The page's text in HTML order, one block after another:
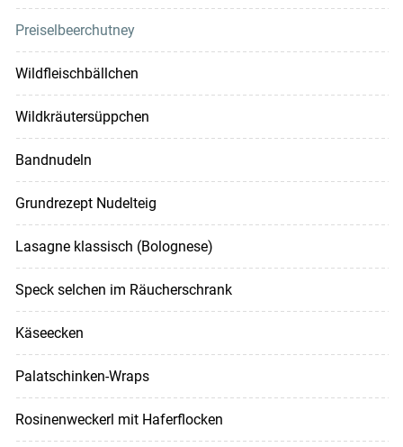
Preiselbeerchutney
Wildfleischbällchen
Wildkräutersüppchen
Bandnudeln
Grundrezept Nudelteig
Lasagne klassisch (Bolognese)
Speck selchen im Räucherschrank
Käseecken
Palatschinken-Wraps
Rosinenweckerl mit Haferflocken